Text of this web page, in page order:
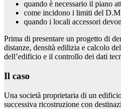
quando è necessario il piano
come incidono i limiti del
quando i locali accessori
Prima di presentare un progetto di
distanze, densità edilizia e calcolo
dell’edificio e il controllo dei dati
Il caso
Una società proprietaria di un
successiva ricostruzione con